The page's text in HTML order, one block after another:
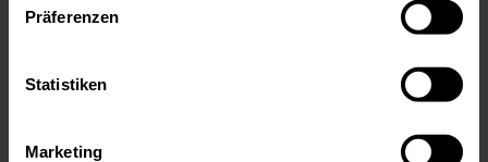
Cookies zu benutzen, eine individuelle Auswahl
oder durch Auswahl von „Alle Cookies akzeptieren“ in die
widerrufen.
Präferenzen
Statistiken
Marketing